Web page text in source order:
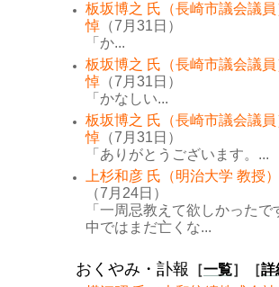
板坂博之 氏（長崎市議会議員
悼 （7月31日）
「か...
板坂博之 氏（長崎市議会議員
悼 （7月31日）
「かなしい...
板坂博之 氏（長崎市議会議員
悼 （7月31日）
「ありがとうございます。...
上杉和彦 氏（明治大学 教授
（7月24日）
「一周忌教えて欲しかったで
中ではまだ亡くな...
おくやみ・訃報 ［一覧］［詳